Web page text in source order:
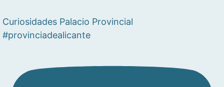
Curiosidades Palacio Provincial
#provinciadealicante